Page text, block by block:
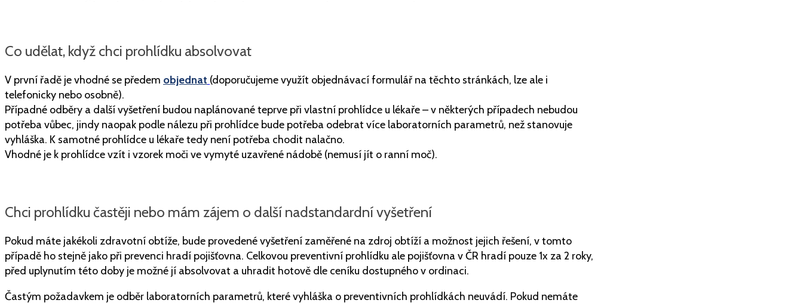
Co udělat, když chci prohlídku absolvovat
V první řadě je vhodné se předem objednat (doporučujeme využít objednávací formulář na těchto stránkách, lze ale i
telefonicky nebo osobně).
Případné odběry a další vyšetření budou naplánované teprve při vlastní prohlídce u lékaře – v některých případech nebudou
potřeba vůbec, jindy naopak podle nálezu při prohlídce bude potřeba odebrat více laboratorních parametrů, než stanovuje
vyhláška. K samotné prohlídce u lékaře tedy není potřeba chodit nalačno.
Vhodné je k prohlídce vzít i vzorek moči ve vymyté uzavřené nádobě (nemusí jít o ranní moč).
Chci prohlídku častěji nebo mám zájem o další nadstandardní vyšetření
Pokud máte jakékoli zdravotní obtíže, bude provedené vyšetření zaměřené na zdroj obtíží a možnost jejich řešení, v tomto
případě ho stejně jako při prevenci hradí pojišťovna. Celkovou preventivní prohlídku ale pojišťovna v ČR hradí pouze 1x za 2 roky,
před uplynutím této doby je možné jí absolvovat a uhradit hotově dle ceníku dostupného v ordinaci.
Častým požadavkem je odběr laboratorních parametrů, které vyhláška o preventivních prohlídkách neuvádí. Pokud nemáte